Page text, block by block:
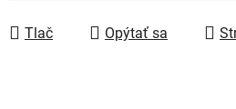
Tlač Opýtať sa